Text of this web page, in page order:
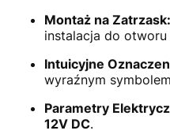
Montaż na Zatrzask:
instalacja do
Intuicyjne
wyraźnym
Parametry
12V DC.